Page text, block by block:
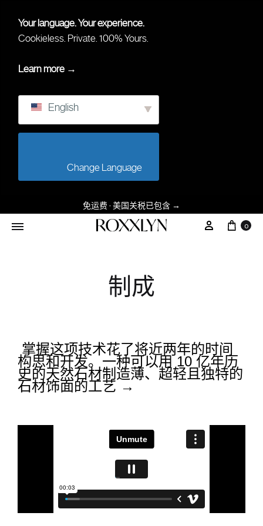
Your language. Your experience.
Cookieless. Private. 100% Yours.
Learn more →
English
免运费 · 美国关税已包含 →
0
制成
掌握这项技术花了将近两年的时间
构思和开发。一种可以用 10 亿年历
史的天然石材制造薄、超轻且独特的
石材饰面的工艺 →